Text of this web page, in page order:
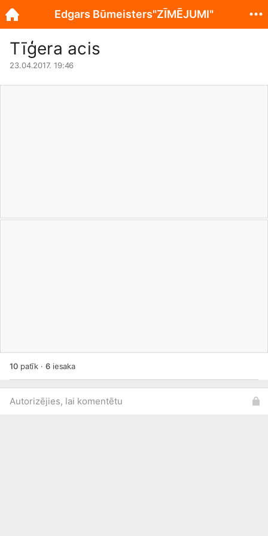
Tīģera acis
23.04.2017. 19:46
10patīk · 6iesaka
Autorizējies, lai komentētu
Edgars Būmeisters"ZĪMĒJUMI"